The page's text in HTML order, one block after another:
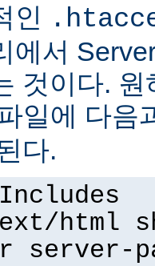
인
에서
것이다.
일에 다음
다.
html
server-